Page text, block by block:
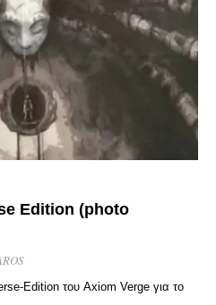
Edition (photo
Edition του Axiom Verge για το